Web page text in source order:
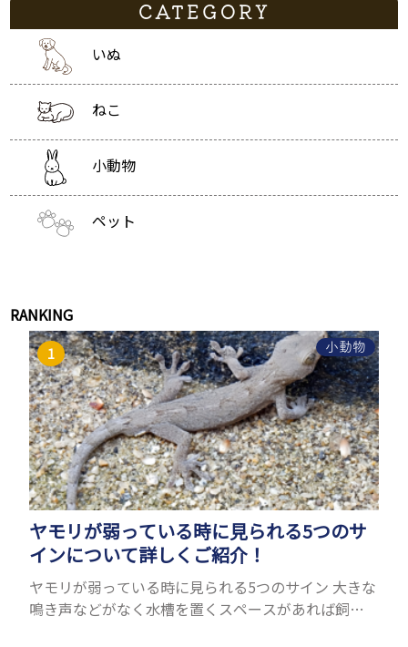
CATEGORY
いぬ
ねこ
小動物
ペット
RANKING
小動物
ヤモリが弱っている時に見られる5つのサ
インについて詳しくご紹介！
ヤモリが弱っている時に見られる5つのサイン 大きな
鳴き声などがなく水槽を置くスペースがあれば飼う